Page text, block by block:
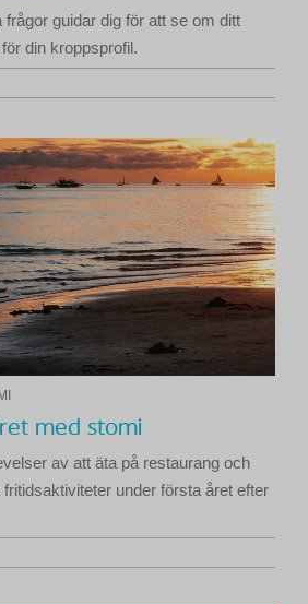
frågor guidar dig för att se om ditt
din kroppsprofil.
med stomi
av att äta på restaurang och
under första året efter